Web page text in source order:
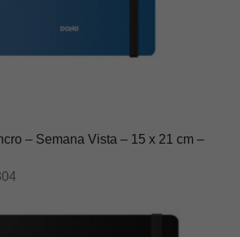
– Semana Vista – 15 x 21 cm –